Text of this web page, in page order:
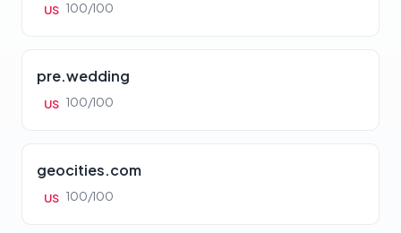
US 100/100
pre.wedding
US 100/100
geocities.com
US 100/100